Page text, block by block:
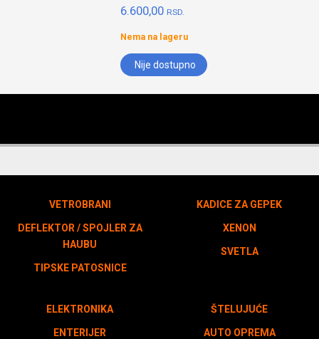
6.600,00 RSD.
Nema na lageru
Nije dostupno
VETROBRANI
DEFLEKTOR / SPOJLER ZA
HAUBU
TIPSKE PATOSNICE
KADICE ZA GEPEK
XENON
SVETLA
ELEKTRONIKA
ENTERIJER
ŠTELUJUĆE
AUTO OPREMA